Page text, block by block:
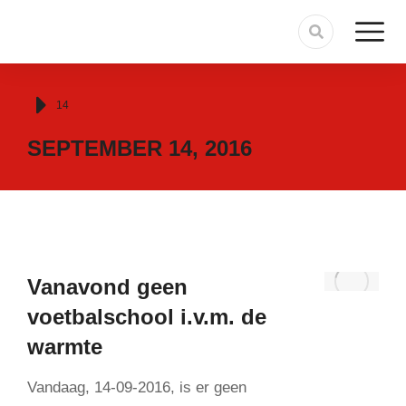
Je bent hier:
14
SEPTEMBER 14, 2016
Vanavond geen
voetbalschool i.v.m. de
warmte
Vandaag, 14-09-2016, is er geen